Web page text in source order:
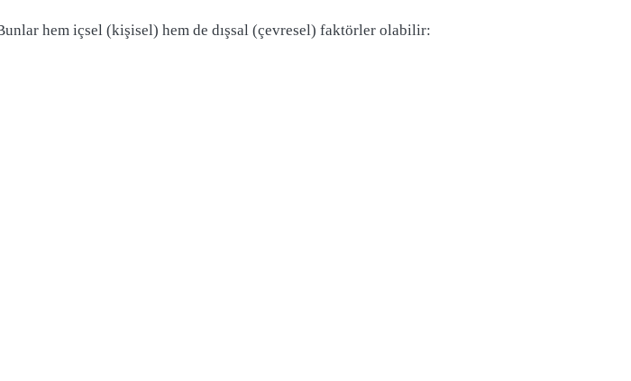
hem içsel (kişisel) hem de dışsal (çevresel) faktörler olabilir: